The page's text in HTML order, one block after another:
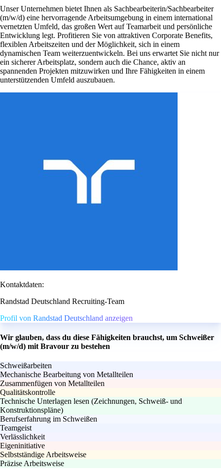
Unser Unternehmen bietet Ihnen als Sachbearbeiterin/Sachbearbeiter
(m/w/d) eine hervorragende Arbeitsumgebung in einem international
vernetzten Umfeld, das großen Wert auf Teamarbeit und persönliche
Entwicklung legt. Profitieren Sie von attraktiven Corporate Benefits,
flexiblen Arbeitszeiten und der Möglichkeit, sich in einem
dynamischen Team weiterzuentwickeln. Bei uns erwartet Sie nicht nur
ein sicherer Arbeitsplatz, sondern auch die Chance, aktiv an
spannenden Projekten mitzuwirken und Ihre Fähigkeiten in einem
unterstützenden Umfeld auszubauen.
Kontaktdaten:
Randstad Deutschland Recruiting-Team
Profil von Randstad Deutschland anzeigen
Wir glauben, dass du diese Fähigkeiten brauchst, um Schweißer
(m/w/d) mit Bravour zu bestehen
Schweißarbeiten
Mechanische Bearbeitung von Metallteilen
Zusammenfügen von Metallteilen
Qualitätskontrolle
Technische Unterlagen lesen (Zeichnungen, Schweiß- und
Konstruktionspläne)
Berufserfahrung im Schweißen
Teamgeist
Verlässlichkeit
Eigeninitiative
Selbstständige Arbeitsweise
Präzise Arbeitsweise